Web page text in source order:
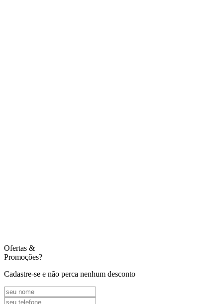
Ofertas &
Promoções?
Cadastre-se e não perca nenhum desconto